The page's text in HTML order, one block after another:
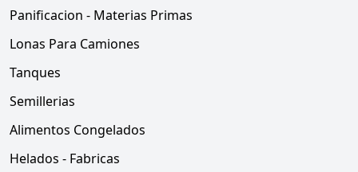
Panificacion - Materias Primas
Lonas Para Camiones
Tanques
Semillerias
Alimentos Congelados
Helados - Fabricas